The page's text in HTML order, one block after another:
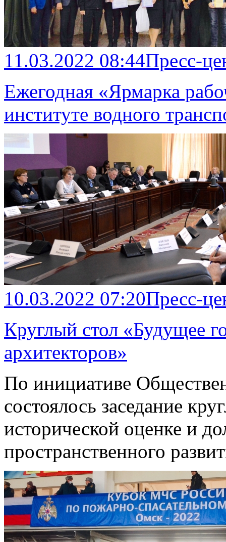
11.03.2022 08:44Пресс-
Ежегодная «Ярмарка
институте водного
10.03.2022 07:20Пресс-
Круглый стол «Будущее
архитекторов»
По инициативе
состоялось заседание
исторической оценке и
пространственного